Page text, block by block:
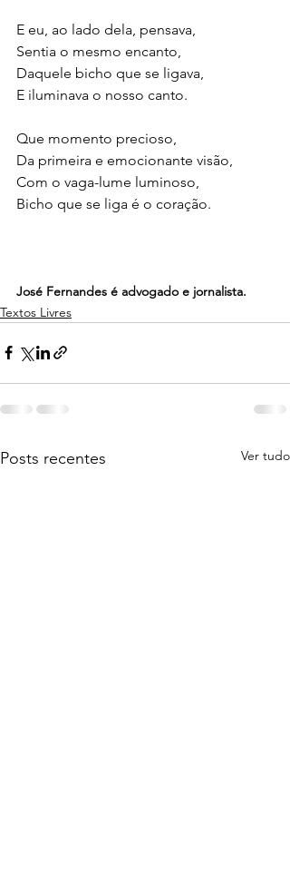
E eu, ao lado dela, pensava,
Sentia o mesmo encanto,
Daquele bicho que se ligava,
E iluminava o nosso canto.
Que momento precioso,
Da primeira e emocionante visão,
Com o vaga-lume luminoso,
Bicho que se liga é o coração.
José Fernandes é advogado e jornalista.
Textos Livres
Posts recentes Ver tudo